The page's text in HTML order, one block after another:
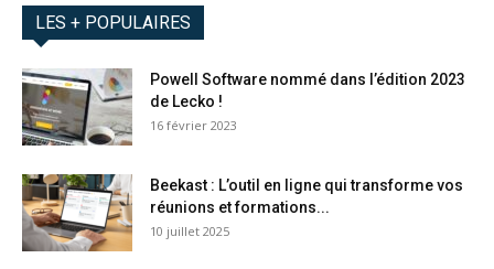
LES + POPULAIRES
Powell Software nommé dans l’édition 2023
de Lecko !
16 février 2023
Beekast : L’outil en ligne qui transforme vos
réunions et formations...
10 juillet 2025